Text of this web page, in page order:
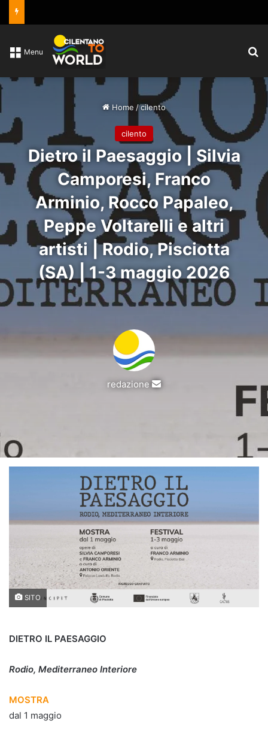
Menu
Home /cilento
cilento
Dietro il Paesaggio | Silvia
Camporesi, Franco
Arminio, Rocco Papaleo,
Peppe Voltarelli e altri
artisti | Rodio, Pisciotta
(SA) | 1-3 maggio 2026
redazione
Invia
SITO
DIETRO IL PAESAGGIO
Rodio, Mediterraneo Interiore
MOSTRA
dal 1 maggio